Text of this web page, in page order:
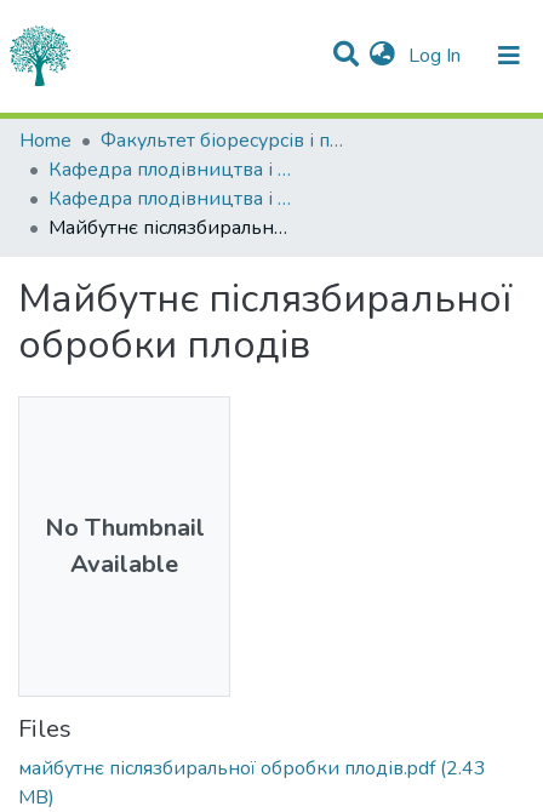
Log In (current)
Statistics
Communities & Collections
All of DSpace
Home
Факультет біоресурсів і природокористування
Кафедра плодівництва і виноградарства
Кафедра плодівництва і виноградарства
Майбутнє післязбиральної обробки плодів
Майбутнє післязбиральної
обробки плодів
No Thumbnail
Available
Files
майбутнє післязбиральної обробки плодів.pdf (2.43
MB)